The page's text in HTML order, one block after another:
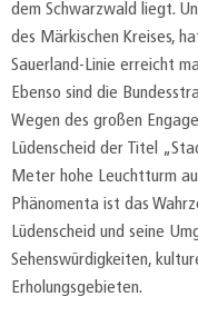
dem Schwarzwald liegt.
des Märkischen Kreises,
Sauerland-Linie erreicht
Ebenso sind die
Wegen des großen
Lüdenscheid der Titel
Meter hohe Leuchtturm
Phänomenta ist das
Lüdenscheid und seine
Sehenswürdigkeiten,
Erholungsgebieten.